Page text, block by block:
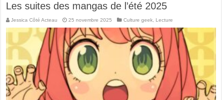
Les suites des mangas de l’été 2025
Jessica Côté Acteau 25 novembre 2025 Culture geek, Lecture